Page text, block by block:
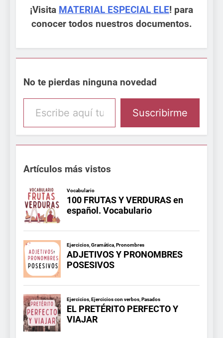
¡Visita MATERIAL ESPECIAL ELE! para
conocer todos nuestros documentos.
No te pierdas ninguna novedad
Escribe aquí tu email
Suscribirme
Artículos más vistos